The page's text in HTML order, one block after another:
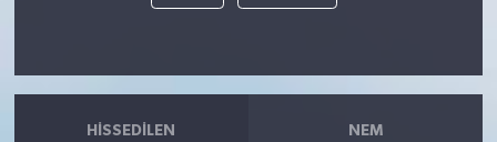
HISSEDILEN NEM